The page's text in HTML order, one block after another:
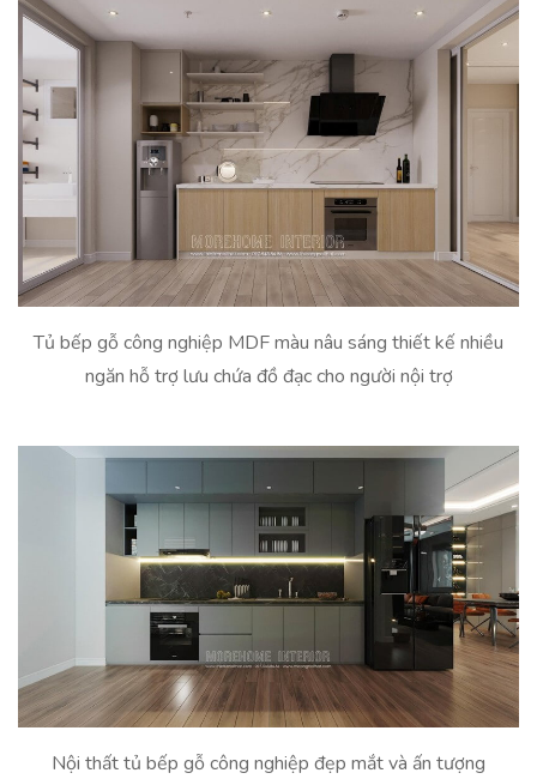
Tủ bếp gỗ công nghiệp MDF màu nâu sáng thiết kế nhiều
ngăn hỗ trợ lưu chứa đồ đạc cho người nội trợ
Nội thất tủ bếp gỗ công nghiệp đẹp mắt và ấn tượng